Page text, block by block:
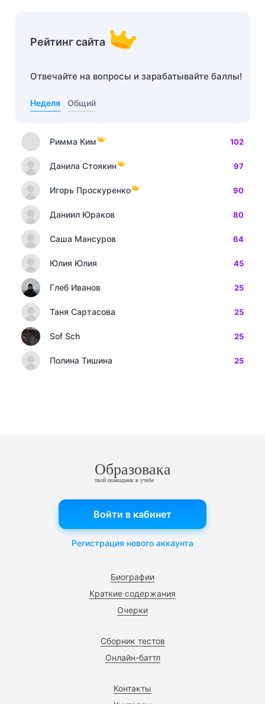
Рейтинг сайта
Отвечайте на вопросы и зарабатывайте баллы!
Неделя Общий
Римма Ким 102
Данила Стоякин 97
Игорь Проскуренко 90
Даниил Юраков 80
Саша Мансуров 64
Юлия Юлия 45
Глеб Иванов 25
Таня Сартасова 25
Sof Sch 25
Полина Тишина 25
Образовака
твой помощник в учебе
Биографии
Краткие содержания
Очерки
Сборник тестов
Онлайн-баттл
Контакты
Войти в кабинет
Регистрация нового аккаунта